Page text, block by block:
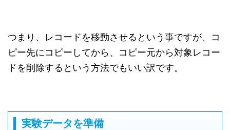
つまり、レコードを移動させるという事ですが、コ
ピー先にコピーしてから、コピー元から対象レコー
ドを削除するという方法でもいい訳です。
実験データを準備